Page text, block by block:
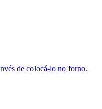
de colocá-lo no forno.